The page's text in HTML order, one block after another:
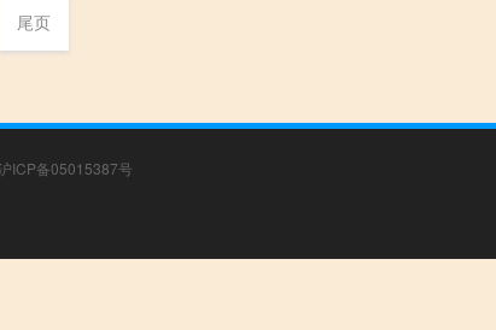
尾页
ICP备05015387号